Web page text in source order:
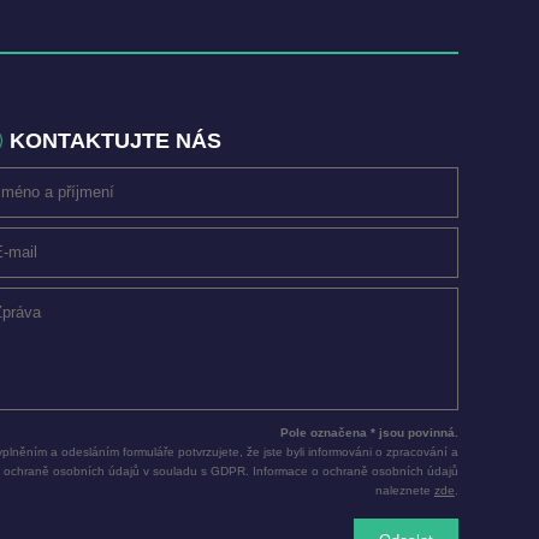
KONTAKTUJTE NÁS
Pole označena * jsou povinná.
a odesláním formuláře potvrzujete, že jste byli informováni o zpracování a
ochraně osobních údajů v souladu s GDPR. Informace o ochraně osobních údajů
naleznete zde